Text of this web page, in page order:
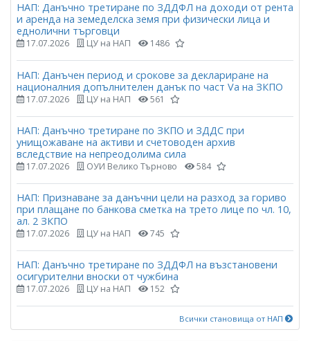
НАП: Данъчно третиране по ЗДДФЛ на доходи от рента
и аренда на земеделска земя при физически лица и
еднолични търговци
17.07.2026 ЦУ на НАП 1486
НАП: Данъчен период и срокове за деклариране на
националния допълнителен данък по част Vа на ЗКПО
17.07.2026 ЦУ на НАП 561
НАП: Данъчно третиране по ЗКПО и ЗДДС при
унищожаване на активи и счетоводен архив
вследствие на непреодолима сила
17.07.2026 ОУИ Велико Търново 584
НАП: Признаване за данъчни цели на разход за гориво
при плащане по банкова сметка на трето лице по чл. 10,
ал. 2 ЗКПО
17.07.2026 ЦУ на НАП 745
НАП: Данъчно третиране по ЗДДФЛ на възстановени
осигурителни вноски от чужбина
17.07.2026 ЦУ на НАП 152
Всички становища от НАП